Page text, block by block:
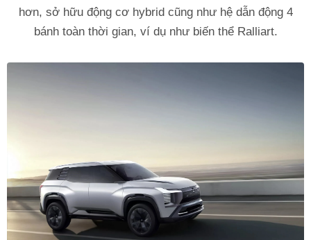
hơn, sở hữu động cơ hybrid cũng như hệ dẫn động 4
bánh toàn thời gian, ví dụ như biến thể Ralliart.